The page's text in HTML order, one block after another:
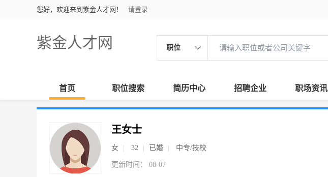
您好，欢迎来到紫金人才网！ 请登录
紫金人才网 职位
首页 职位搜索 简历中心 招聘企业 职场资讯
王女士
女 32 已婚 中专/技校
更新时间： 08-07